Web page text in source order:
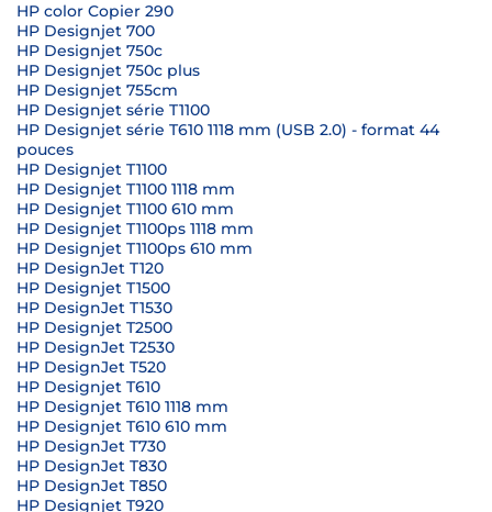
HP color Copier 290
HP Designjet 700
HP Designjet 750c
HP Designjet 750c plus
HP Designjet 755cm
HP Designjet série T1100
HP Designjet série T610 1118 mm (USB 2.0) - format 44
pouces
HP Designjet T1100
HP Designjet T1100 1118 mm
HP Designjet T1100 610 mm
HP Designjet T1100ps 1118 mm
HP Designjet T1100ps 610 mm
HP DesignJet T120
HP Designjet T1500
HP DesignJet T1530
HP Designjet T2500
HP DesignJet T2530
HP DesignJet T520
HP Designjet T610
HP Designjet T610 1118 mm
HP Designjet T610 610 mm
HP DesignJet T730
HP DesignJet T830
HP DesignJet T850
HP Designjet T920